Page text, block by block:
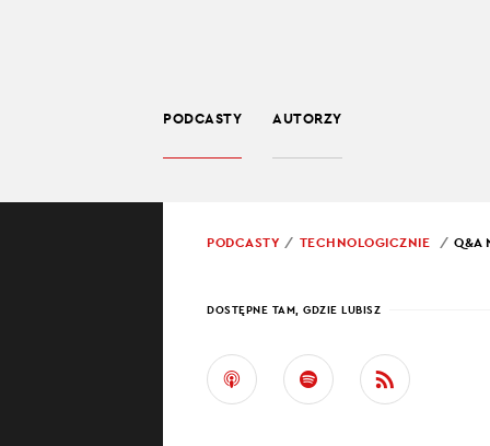
PODCASTY AUTORZY
PROWADZĄCY:
Q&A
PODCASTY
TECHNOLOGICZNIE Q&A
DOSTĘPNE TAM, GDZIE LUBISZ